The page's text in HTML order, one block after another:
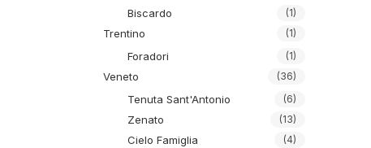
Biscardo (1)
Trentino (1)
Foradori (1)
Veneto (36)
Tenuta Sant'Antonio (6)
Zenato (13)
Cielo Famiglia (4)